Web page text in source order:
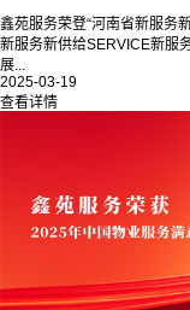
鑫苑服务荣登“河南省新服务
新服务新供给SERVICE新服
展...
2025-03-19
查看详情